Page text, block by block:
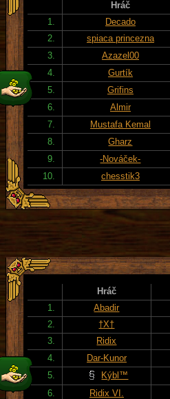
Hráč
1.
Decado
2.
spiaca princezna
3.
Azazel00
4.
Gurtík
5.
Grifins
6.
Almir
7.
Mustafa Kemal
8.
Gharz
9.
-Nováček-
10.
chesstik3
Hráč
1.
Abadir
2.
†X†
3.
Ridix
4.
Dar-Kunor
5.
Kýbl™
6.
Ridix VI.